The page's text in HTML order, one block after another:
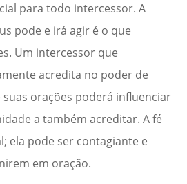
para todo intercessor. A
pode e irá agir é o que
Um intercessor que
acredita no poder de
suas orações poderá influenciar
a também acreditar. A fé
ela pode ser contagiante e
em oração.